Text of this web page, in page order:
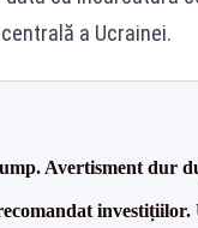
a Ucrainei.
Avertisment dur
investițiilor.